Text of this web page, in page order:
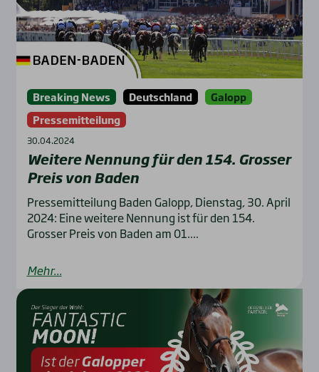
Breaking News Deutschland
Galopp
Pressemitteilung
30.04.2024
Wei­te­re Nen­nung für den 154. Gros­ser
Preis von Baden
Pressemitteilung Baden Galopp, Dienstag, 30. April
2024: Eine weitere Nennung ist für den 154.
Grosser Preis von Baden am 01....
Mehr...